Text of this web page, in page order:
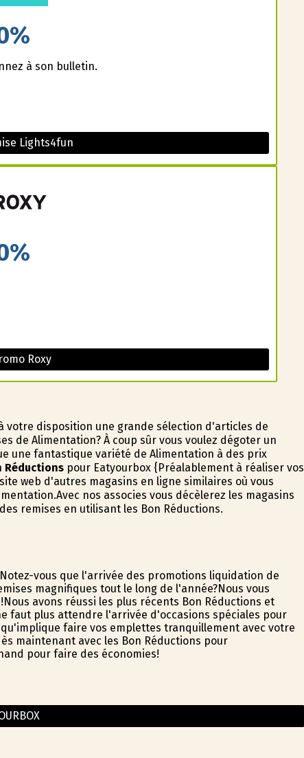
à son bulletin.
Lights4fun
Roxy
votre disposition une grande sélection d'articles de
de Alimentation? À coup sûr vous voulez dégoter un
une fantastique variété de Alimentation à des prix
Réductionspour Eatyourbox {Préalablement à réaliser vos
web d'autres magasins en ligne similaires où vous
nos associes vous décèlerez les magasins
remises en utilisant les Bon Réductions.
vous que l'arrivée des promotions liquidation de
magnifiques tout le long de l'année?Nous vous
avons réussi les plus récents Bon Réductions et
faut plus attendre l'arrivée d'occasions spéciales pour
faire vos emplettes tranquillement avec votre
maintenant avec les Bon Réductions pour
pour faire des économies!